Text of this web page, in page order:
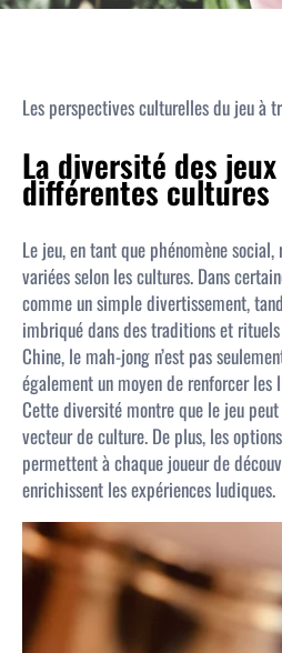
Les perspectives culturelles du jeu à
La diversité des
différentes cultures
Le jeu, en tant que phénomène
variées selon les cultures. Dans
comme un simple divertissement,
imbriqué dans des traditions et
Chine, le mah-jong n’est pas
également un moyen de renforcer
Cette diversité montre que le jeu
vecteur de culture. De plus, les
permettent à chaque joueur de
enrichissent les expériences ludiques.